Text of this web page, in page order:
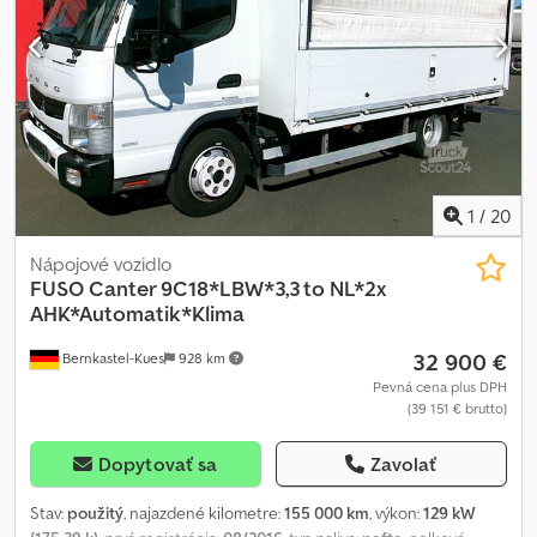
stav, nemecké vozidlo, exportná cena.
1 / 20
Bernkastel-Kues 928 km
Nápojové vozidlo
FUSOCanter 9C18*LBW*3,3 to NL*2x
AHK*Automatik*Klima
32 900 €
Pevná cena plus DPH
(39 151 € brutto)
Dopytovať sa Zavolať
Stav: použitý, najazdené kilometre:155 000 km, výkon:129 kW